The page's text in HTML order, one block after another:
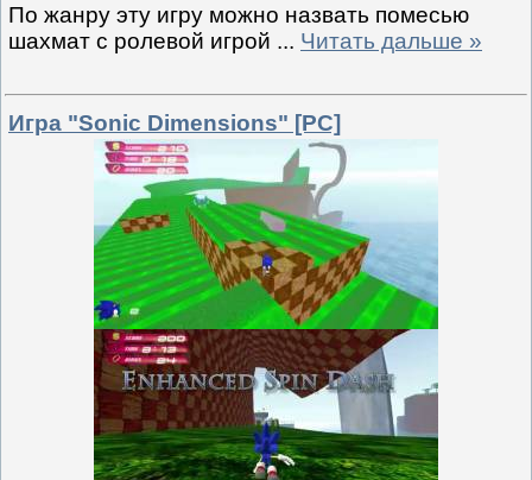
По жанру эту игру можно назвать помесью
шахмат с ролевой игрой ... Читать дальше »
Игра "Sonic Dimensions" [PC]